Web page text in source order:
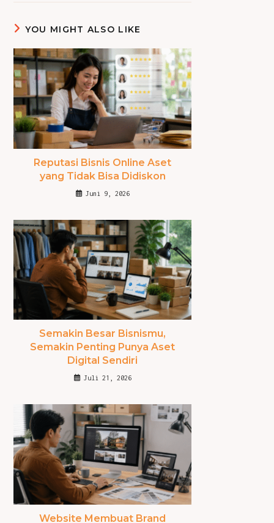
YOU MIGHT ALSO LIKE
Reputasi Bisnis Online Aset
yang Tidak Bisa Didiskon
Juni 9, 2026
Semakin Besar Bisnismu,
Semakin Penting Punya Aset
Digital Sendiri
Juli 21, 2026
Website Membuat Brand